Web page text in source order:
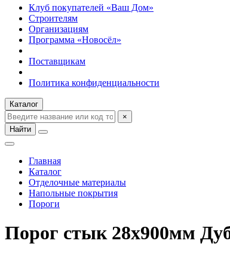
Клуб покупателей «Ваш Дом»
Строителям
Организациям
Программа «Новосёл»
Поставщикам
Политика конфиденциальности
Каталог
×
Найти
Главная
Каталог
Отделочные материалы
Напольные покрытия
Пороги
Порог стык 28х900мм